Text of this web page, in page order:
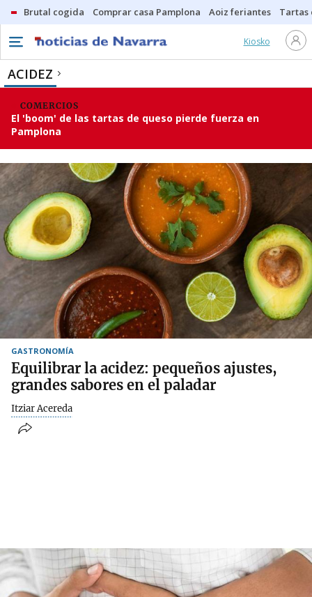
Brutal cogida Comprar casa Pamplona Aoiz feriantes Tartas
Kiosko
ACIDEZ
COMERCIOS
El 'boom' de las tartas de queso pierde fuerza en
Pamplona
GASTRONOMÍA
Equilibrar la acidez: pequeños ajustes,
grandes sabores en el paladar
Itziar Acereda